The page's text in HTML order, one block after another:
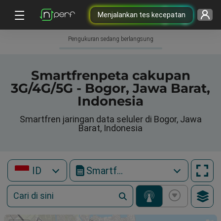
Menjalankan tes kecepatan
Pengukuran sedang berlangsung
Smartfrenpeta cakupan
3G/4G/5G - Bogor, Jawa Barat,
Indonesia
Smartfren jaringan data seluler di Bogor, Jawa
Barat, Indonesia
ID Smartfren